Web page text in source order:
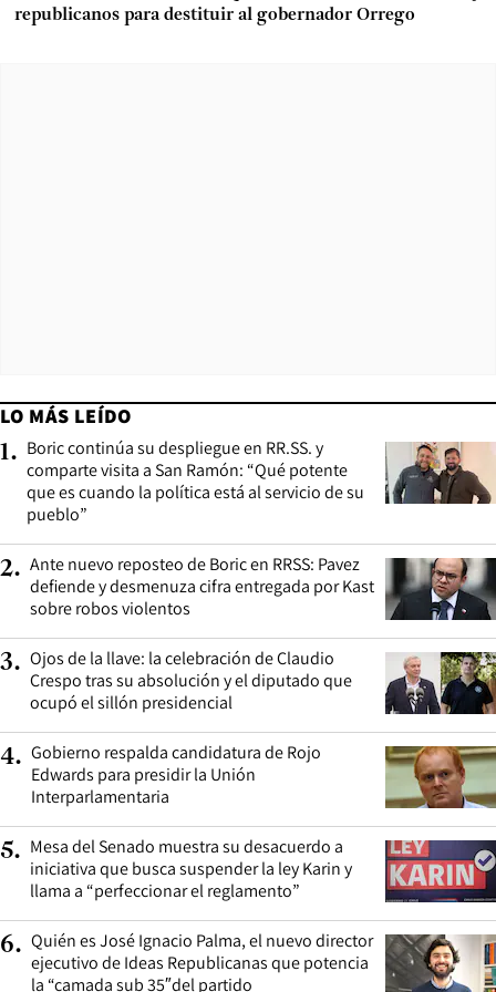
republicanos para destituir al gobernador Orrego
LO MÁS LEÍDO
1. Boric continúa su despliegue en RR.SS. y
comparte visita a San Ramón: “Qué potente
que es cuando la política está al servicio de su
pueblo”
2. Ante nuevo reposteo de Boric en RRSS: Pavez
defiende y desmenuza cifra entregada por Kast
sobre robos violentos
3. Ojos de la llave: la celebración de Claudio
Crespo tras su absolución y el diputado que
ocupó el sillón presidencial
4. Gobierno respalda candidatura de Rojo
Edwards para presidir la Unión
Interparlamentaria
5. Mesa del Senado muestra su desacuerdo a
iniciativa que busca suspender la ley Karin y
llama a “perfeccionar el reglamento”
6. Quién es José Ignacio Palma, el nuevo director
ejecutivo de Ideas Republicanas que potencia
la “camada sub 35″del partido